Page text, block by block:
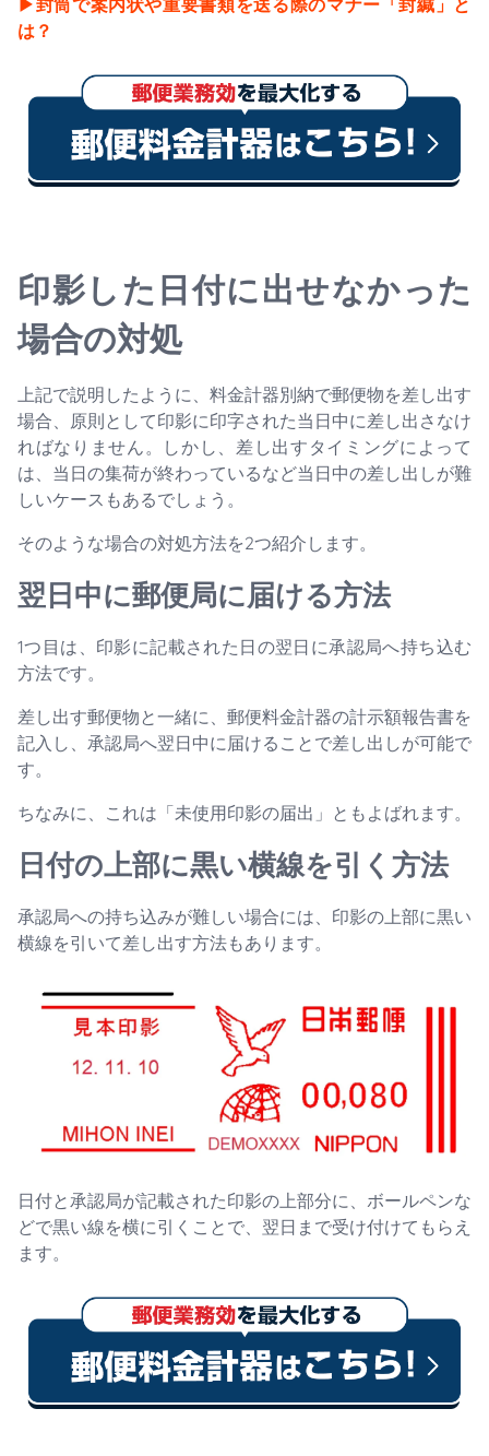
▶︎封筒で案内状や重要書類を送る際のマナー「封緘」と
は？
印影した日付に出せなかった
場合の対処
上記で説明したように、料金計器別納で郵便物を差し出す
場合、原則として印影に印字された当日中に差し出さなけ
ればなりません。しかし、差し出すタイミングによって
は、当日の集荷が終わっているなど当日中の差し出しが難
しいケースもあるでしょう。
そのような場合の対処方法を2つ紹介します。
翌日中に郵便局に届ける方法
1つ目は、印影に記載された日の翌日に承認局へ持ち込む
方法です。
差し出す郵便物と一緒に、郵便料金計器の計示額報告書を
記入し、承認局へ翌日中に届けることで差し出しが可能で
す。
ちなみに、これは「未使用印影の届出」ともよばれます。
日付の上部に黒い横線を引く方法
承認局への持ち込みが難しい場合には、印影の上部に黒い
横線を引いて差し出す方法もあります。
日付と承認局が記載された印影の上部分に、ボールペンな
どで黒い線を横に引くことで、翌日まで受け付けてもらえ
ます。